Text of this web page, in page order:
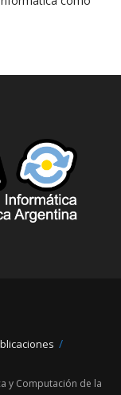
y Computación de la